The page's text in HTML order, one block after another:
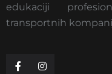
edukaciji
transportnih